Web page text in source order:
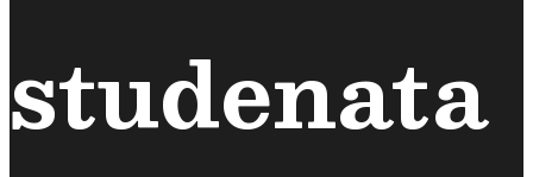
studenata